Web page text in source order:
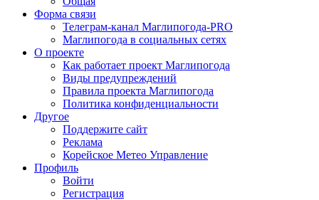
Форма связи
Телеграм-канал Маглипогода-PRO
Маглипогода в социальных сетях
О проекте
Как работает проект Маглипогода
Виды предупреждений
Правила проекта Маглипогода
Политика конфиденциальности
Другое
Поддержите сайт
Реклама
Корейское Метео Управление
Профиль
Войти
Регистрация